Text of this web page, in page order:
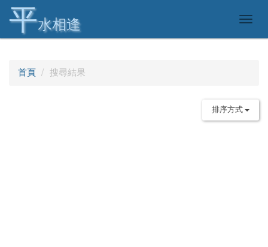
平水相逢
首頁 搜尋結果
排序方式